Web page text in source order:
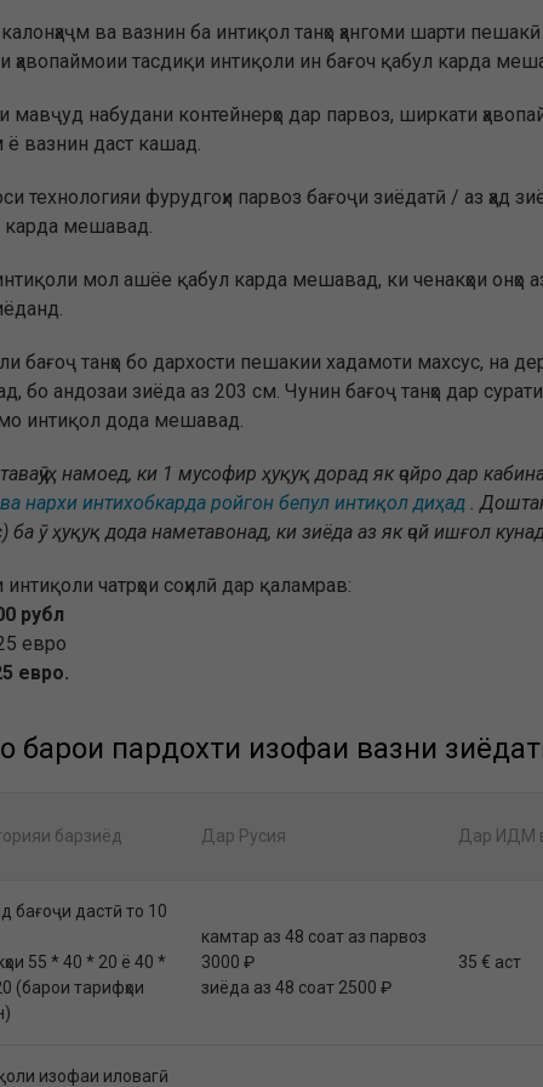
ва вазнин ба интиқол танҳо ҳангоми шарти
ҳавопаймоии тасдиқи интиқоли ин бағоч қабул карда
мавҷуд набудани контейнерҳо дар парвоз, ширкати
ё вазнин даст кашад.
технологияи фурудгоҳи парвоз бағоҷи зиёдатӣ / аз ҳад
карда мешавад.
мол ашёе қабул карда мешавад, ки ченакҳои
бағоҷ танҳо бо дархости пешакии хадамоти махсус, на
бо андозаи зиёда аз 203 см. Чунин бағоҷ танҳо дар
интиқол дода мешавад.
намоед, ки 1 мусофир ҳуқуқ дорад як ҷойро дар
нархи интихобкарда ройгон бепул интиқол диҳад .
ба ӯ ҳуқуқ дода наметавонад, ки зиёда аз як ҷой ишғол
чатрҳои соҳилӣ дар қаламрав:
рубл
евро
евро.
барои пардохти изофаи вазни
барзиёд Дар Русия Дар ИДМ
бағоҷи дастӣ то 10
55 * 40 * 20 ё 40 *
(барои тарифҳои
камтар аз 48 соат аз парвоз
3000 ₽
зиёда аз 48 соат 2500 ₽
35 € аст
изофаи иловагӣ